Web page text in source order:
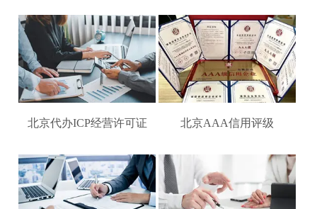
北京代办ICP经营许可证 北京AAA信用评级